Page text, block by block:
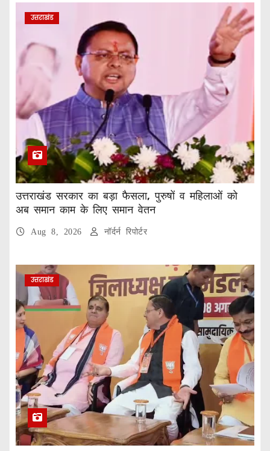
उत्तराखंड
उत्तराखंड सरकार का बड़ा फैसला, पुरुषों व महिलाओं को
अब समान काम के लिए समान वेतन
Aug 8, 2026 नॉर्दर्न रिपोर्टर
उत्तराखंड